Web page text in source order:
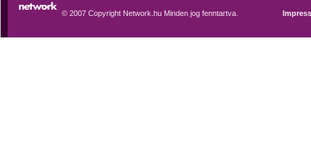
© 2007 Copyright Network.hu Minden jog fenntartva.